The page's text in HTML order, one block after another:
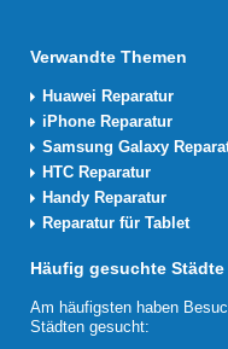
Verwandte Themen
Huawei Reparatur
iPhone Reparatur
Samsung Galaxy
HTC Reparatur
Handy Reparatur
Reparatur für Tablet
Häufig gesuchte Städte
Am häufigsten haben
Städten gesucht: